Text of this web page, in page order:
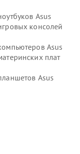
Asus
консолей
Asus
плат
Asus